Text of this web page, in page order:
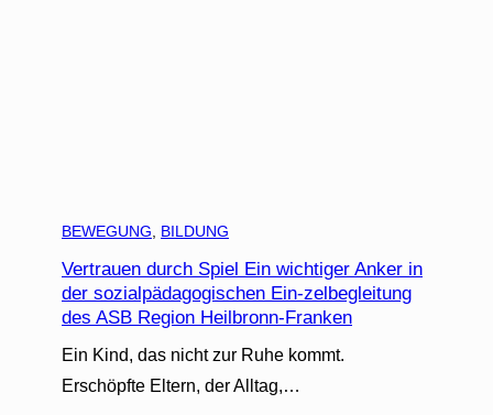
BEWEGUNG BILDUNG
Vertrauen durch Spiel Ein wichtiger Anker in
der sozialpädagogischen Ein-zelbegleitung
des ASB Region Heilbronn-Franken
Ein Kind, das nicht zur Ruhe kommt.
Erschöpfte Eltern, der Alltag,…